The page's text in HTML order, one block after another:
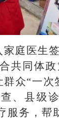
庭医生
共同体
众“一次
、县级
务，帮